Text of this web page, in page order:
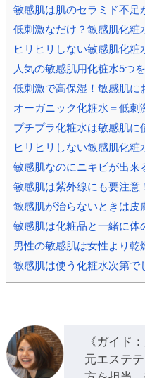
敏感肌は肌のセラミド不足
低刺激なだけ？敏感肌化粧
ヒリヒリしない敏感肌化粧
人気の敏感肌用化粧水5つ
低刺激で高保湿！敏感肌に
オーガニック化粧水＝低刺
プチプラ化粧水は敏感肌に
ヒリヒリしない敏感肌化粧
敏感肌なのにニキビが出来
敏感肌は紫外線にも要注意
敏感肌が治らないときは皮
敏感肌は化粧品と一緒に体
男性の敏感肌は女性より乾
敏感肌は使う化粧水次第で
《ガイド
元エステ
antiaging/wp-